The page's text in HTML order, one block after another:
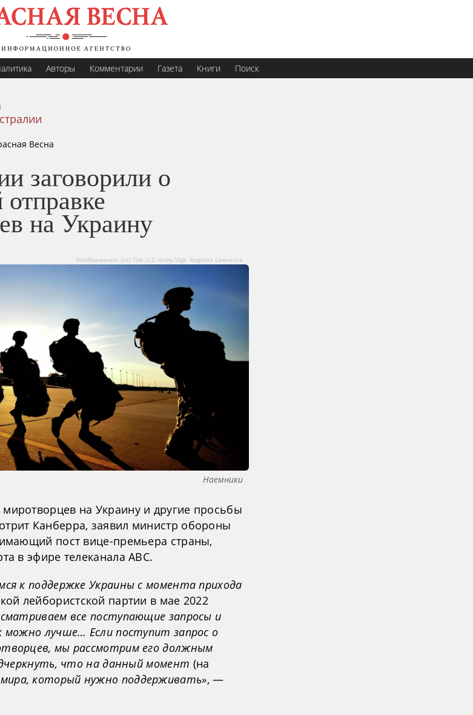
Авторы Комментарии Газета Книги Поиск
Весна
заговорили о
на Украину
Изображение: (сс) The U.S. Army.SSgt. Angelita Lawrence
Наемники
на Украину и другие просьбы
Канберра, заявил министр обороны
пост вице-премьера страны,
в эфире телеканала ABC.
к поддержке Украины с момента прихода
лейбористской партии в мае 2022
все поступающие запросы и
можно лучше… Если поступит запрос о
мы рассмотрим его должным
что на данный момент (на
который нужно поддерживать», —